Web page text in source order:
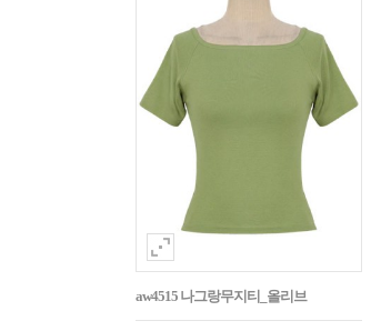
aw4515 나그랑무지티_올리브